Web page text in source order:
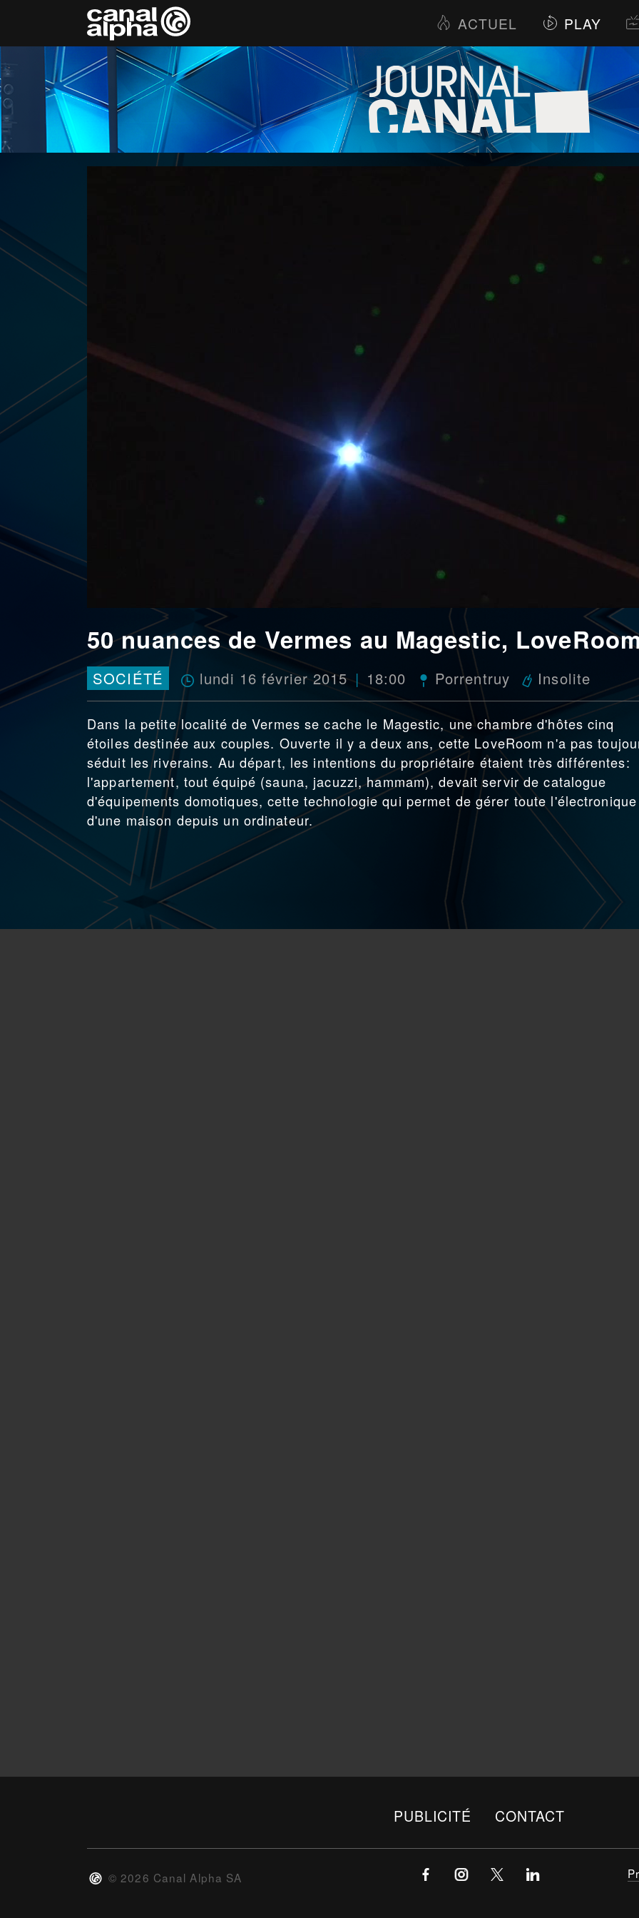
ACTUEL PLAY
50 nuances de Vermes au Magestic,
SOCIÉTÉ lundi 16 février 2015 18:00 Porrentruy Insolite
Dans la petite localité de Vermes se cache le Magestic, une chambre d'hôtes cinq
étoiles destinée aux couples. Ouverte il y a deux ans, cette LoveRoom n'a pas
séduit les riverains. Au départ, les intentions du propriétaire étaient très différentes:
l'appartement, tout équipé (sauna, jacuzzi, hammam), devait servir de catalogue
d'équipements domotiques, cette technologie qui permet de gérer toute l'électronique
d'une maison depuis un ordinateur.
PUBLICITÉ CONTACT
© 2026 Canal Alpha SA